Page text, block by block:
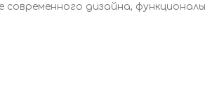
дизайна,